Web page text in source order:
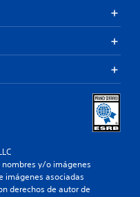
y/o imágenes
imágenes asociadas
derechos de autor de